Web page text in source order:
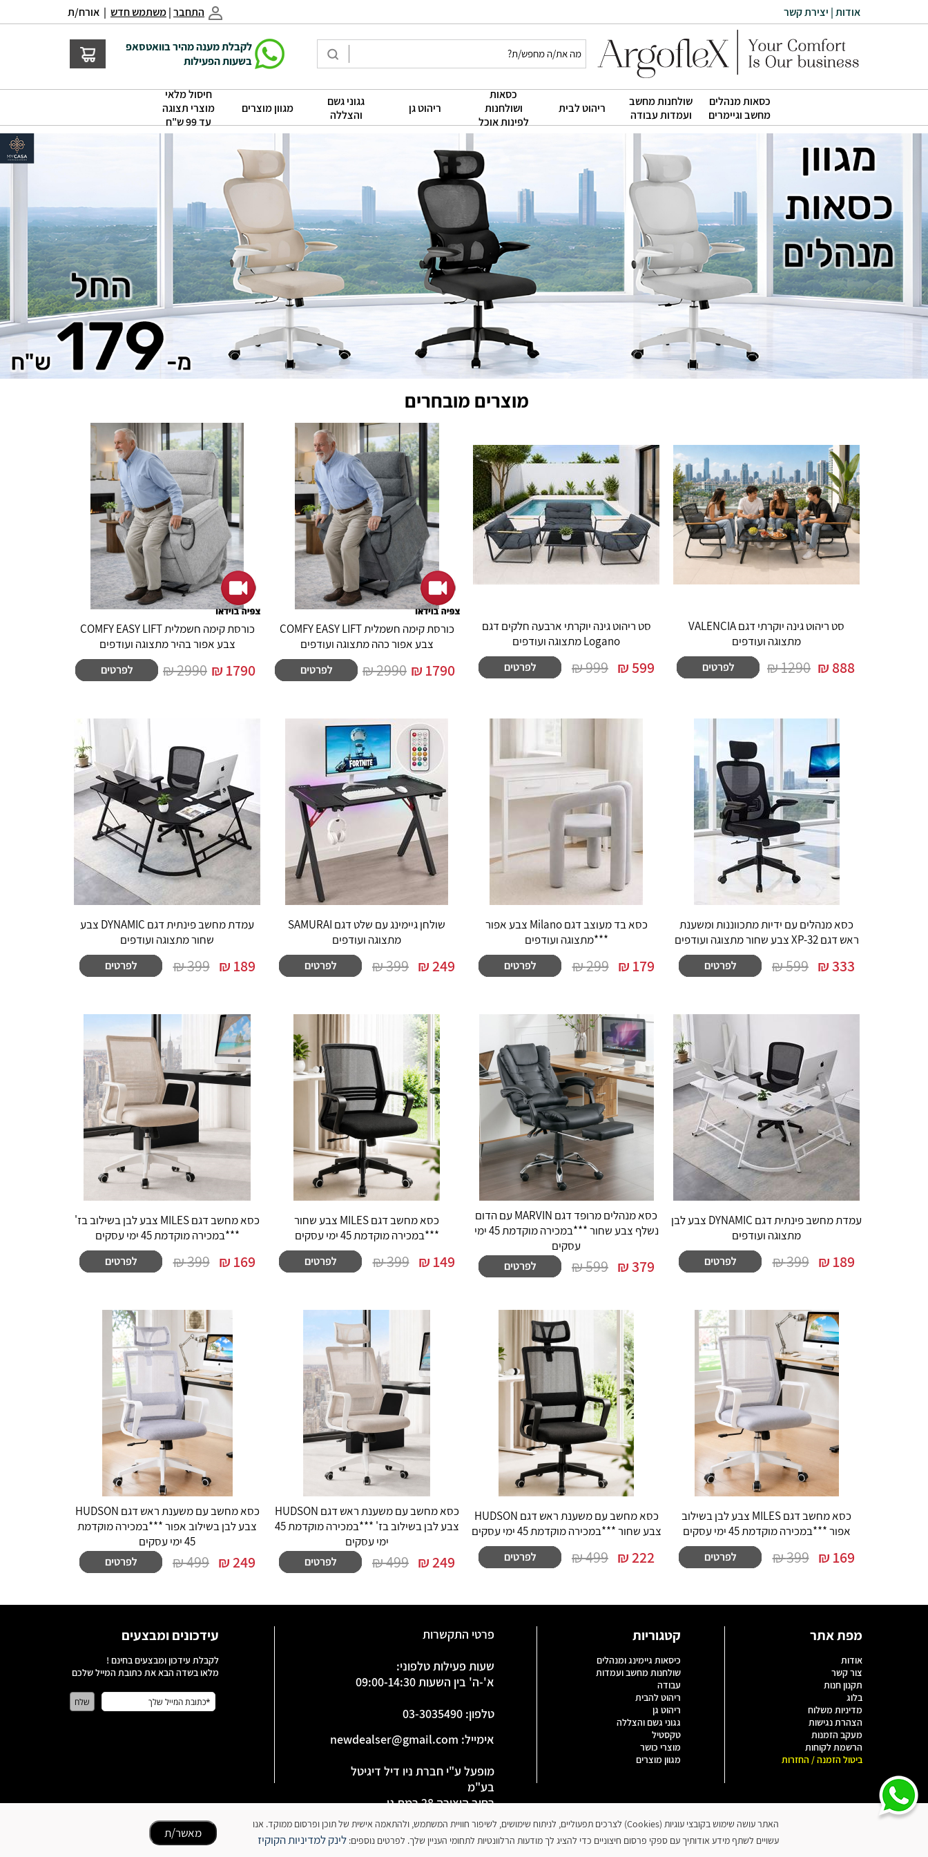
אודות| יצירת קשר התחבר|משתמש חדש | אורח/ת
לקבלת מענה מהיר בוואטסאפ
בשעות הפעילות
כסאות מנהלים
מחשב וגיימרים
שולחנות מחשב
ועמדות עבודה
ריהוט לבית
כסאות
ושולחנות
לפינות אוכל
ריהוט גן
גגוני גשם
והצללה
מגוון מוצרים
חיסול מלאי
מוצרי תצוגה
עד 99 ש"ח
מוצרים מובחרים
סט ריהוט גינה יוקרתי דגם VALENCIA
מתצוגה ועודפים
888
₪
1290 ₪
סט ריהוט גינה יוקרתי ארבעה חלקים דגם
Logano מתצוגה ועודפים
599
₪
999 ₪
כורסת קימה חשמלית COMFY EASY LIFT
צבע אפור כהה מתצוגה ועודפים
1790
₪
2990 ₪
כורסת קימה חשמלית COMFY EASY LIFT
צבע אפור בהיר מתצוגה ועודפים
1790
₪
2990 ₪
כסא מנהלים עם ידיות מתכווננות ומשענת
ראש דגם XP-32 צבע שחור מתצוגה ועודפים
333
₪
599 ₪
כסא בד מעוצב דגם Milano צבע אפור
***מתצוגה ועודפים
179
₪
299 ₪
שולחן גיימינג עם שלט דגם SAMURAI
מתצוגה ועודפים
249
₪
399 ₪
עמדת מחשב פינתית דגם DYNAMIC צבע
שחור מתצוגה ועודפים
189
₪
399 ₪
עמדת מחשב פינתית דגם DYNAMIC צבע לבן
מתצוגה ועודפים
189
₪
399 ₪
כסא מנהלים מרופד דגם MARVIN עם הדום
נשלף צבע שחור ***במכירה מוקדמת 45 ימי
עסקים
379
₪
599 ₪
כסא מחשב דגם MILES צבע שחור
***במכירה מוקדמת 45 ימי עסקים
149
₪
399 ₪
כסא מחשב דגם MILES צבע לבן בשילוב בז'
***במכירה מוקדמת 45 ימי עסקים
169
₪
399 ₪
כסא מחשב דגם MILES צבע לבן בשילוב
אפור ***במכירה מוקדמת 45 ימי עסקים
169
₪
399 ₪
כסא מחשב עם משענת ראש דגם HUDSON
צבע שחור ***במכירה מוקדמת 45 ימי עסקים
222
₪
499 ₪
כסא מחשב עם משענת ראש דגם HUDSON
צבע לבן בשילוב בז' ***במכירה מוקדמת 45
ימי עסקים
249
₪
499 ₪
כסא מחשב עם משענת ראש דגם HUDSON
צבע לבן בשילוב אפור ***במכירה מוקדמת
45 ימי עסקים
249
₪
499 ₪
מפת אתר
אודות
צור קשר
תקנון חנות
בלוג
מדיניות משלוח
הצהרת נגישות
מעקב הזמנות
הרשמת לקוחות
ביטול הזמנה / החזרות
קטגוריות
כיסאות גיימינג ומנהלים
שולחנות מחשב ועמדות
עבודה
ריהוט להבית
ריהוט גן
גגוני גשם והצללה
טקסטיל
מוצרי כושר
מגוון מוצרים
פרטי התקשרות
שעות פעילות טלפוני:
א'-ה' בין השעות 09:00-14:30
טלפון:
03-3035490
אימייל: newdealser@gmail.com
מופעל ע"י חברת ניו דיל דיגיטל
בע"מ
רחוב היצירה 28 רמת גן
ח.פ 515886091
עידכונים ומבצעים
לקבלת עידכון ומבצעים בחינם !
מלאו בשדה הבא את כתובת המייל שלכם
האתר עושה שימוש בקובצי עוגיות (Cookies) לצרכים תפעוליים, לניתוח שימושים, לשיפור חוויית המשתמש, ולהתאמה אישית של תוכן ופרסום ממוקד. אנו
עשויים לשתף מידע אודותיך עם ספקי פרסום חיצוניים כדי להציג לך מודעות הרלוונטיות לתחומי העניין שלך. לפרטים נוספים: לינק למדיניות הקוקיז מאשר/ת